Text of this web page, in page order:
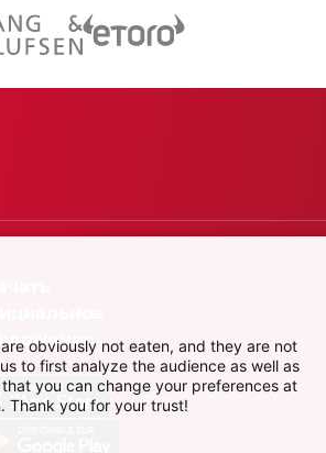
obviously not eaten, and they are not
to first analyze the audience as well as
you can change your preferences at
Thank you for your trust!